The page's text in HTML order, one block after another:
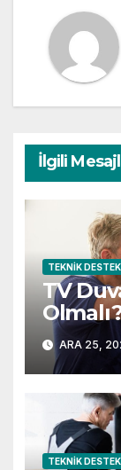
İlgili
TEKNIK
TV
ARA 25,
TEKNIK